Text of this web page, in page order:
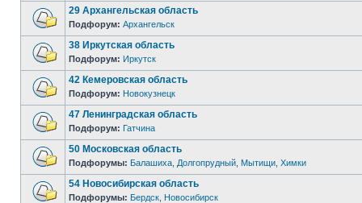
29 Архангельская область
Подфорум: Архангельск
38 Иркутская область
Подфорум: Иркутск
42 Кемеровская область
Подфорум: Новокузнецк
47 Ленинградская область
Подфорум: Гатчина
50 Московская область
Подфорумы: Балашиха Долгопрудный Мытищи Химки
54 Новосибирская область
Подфорумы: Бердск Новосибирск